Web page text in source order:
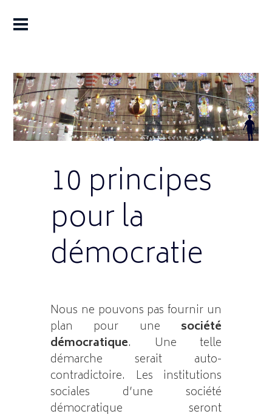
10 principes
pour la
démocratie
Nous ne pouvons pas fournir un
plan pour une société
démocratique. Une telle
démarche serait auto-
contradictoire. Les institutions
sociales d’une société
démocratique seront